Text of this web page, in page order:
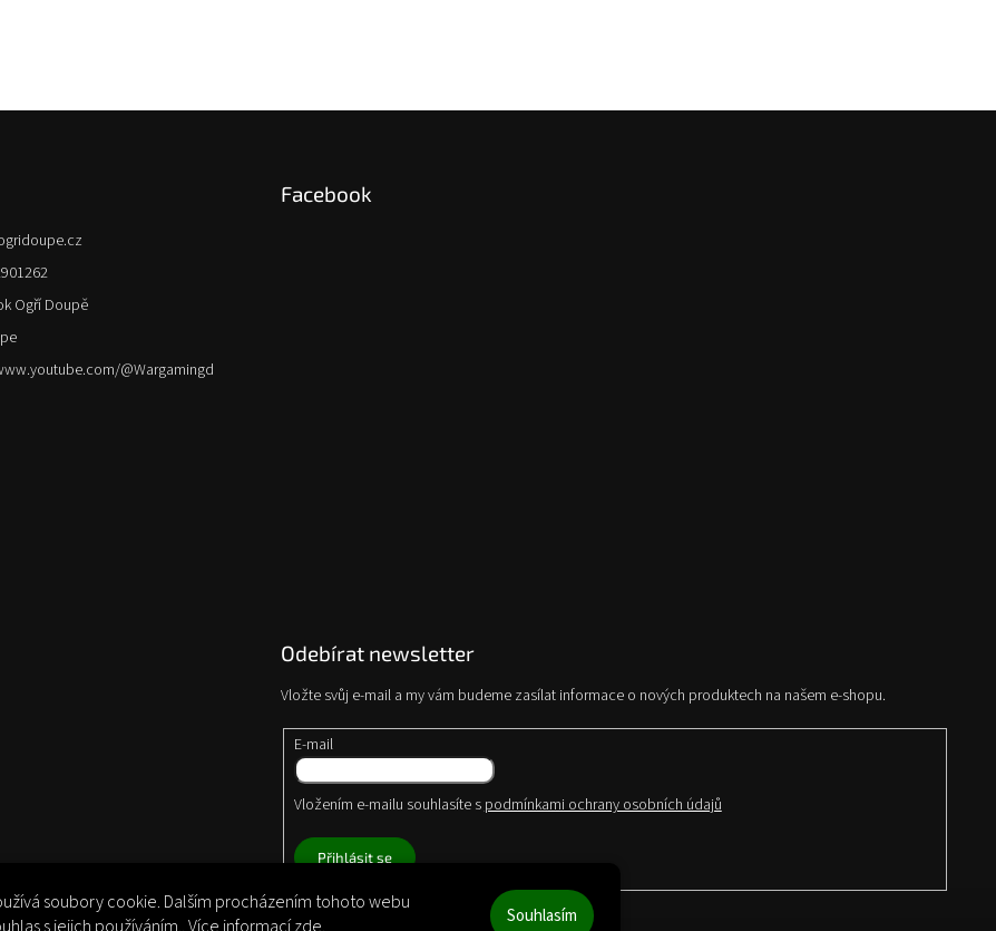
soubory cookie. Dalším procházením tohoto webu
Souhlasím
Ogří Doupě
@Wargamingd
Facebook
Odebírat newsletter
Vložte svůj e-mail a my vám budeme zasílat informace o nových produktech na našem e-shopu.
E-mail
Vložením e-mailu souhlasíte spodmínkami ochrany osobních údajů
Přihlásit se